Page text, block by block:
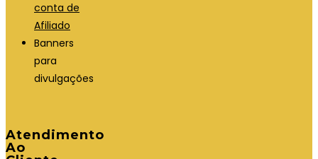
conta de
Afiliado
Banners
para
divulgações
Atendimento
Ao